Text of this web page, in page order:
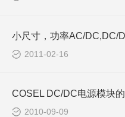
2011-02-16
COSEL DC/DC电源模块
2010-09-09